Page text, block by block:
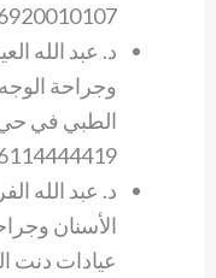
د. عبد الله
وجراحة
الطبي في حي
د. عبد الله
الأسنان
عيادات دنت